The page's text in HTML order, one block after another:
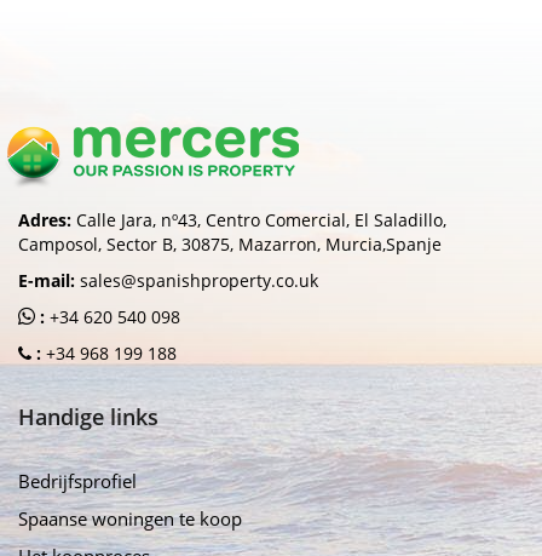
Adres: Calle Jara, nº43, Centro Comercial, El Saladillo,
Camposol, Sector B, 30875, Mazarron, Murcia,Spanje
E-mail: sales@spanishproperty.co.uk
: +34 620 540 098
: +34 968 199 188
Handige links
Bedrijfsprofiel
Spaanse woningen te koop